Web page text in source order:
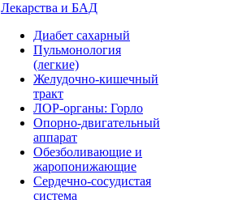
Лекарства и БАД
Диабет сахарный
Пульмонология
(легкие)
Желудочно-кишечный
тракт
ЛОР-органы: Горло
Опорно-двигательный
аппарат
Обезболивающие и
жаропонижающие
Сердечно-сосудистая
система